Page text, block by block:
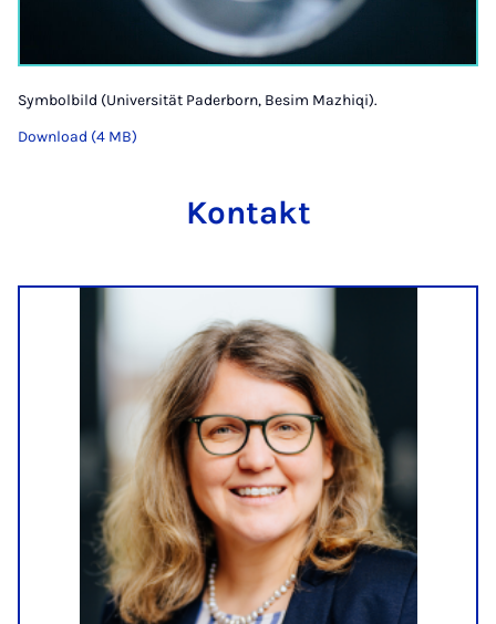
Symbolbild (Universität Paderborn, Besim Mazhiqi).
Download (4 MB)
Kontakt